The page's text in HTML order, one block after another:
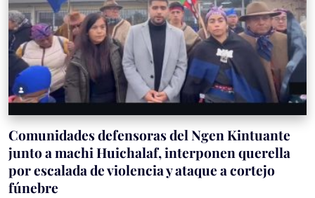
Comunidades defensoras del Ngen Kintuante
junto a machi Huichalaf, interponen querella
por escalada de violencia y ataque a cortejo
fúnebre